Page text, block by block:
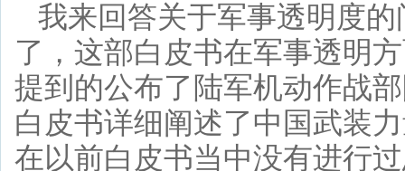
我来回答关于军事透明度
了，这部白皮书在军事透明
提到的公布了陆军机动作战
白皮书详细阐述了中国武装
在以前白皮书当中没有进行